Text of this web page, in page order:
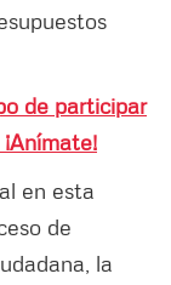
de participar
en esta
de
la